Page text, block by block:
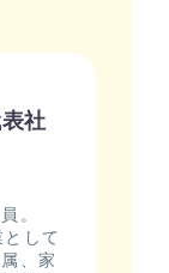
社
。
して
、家